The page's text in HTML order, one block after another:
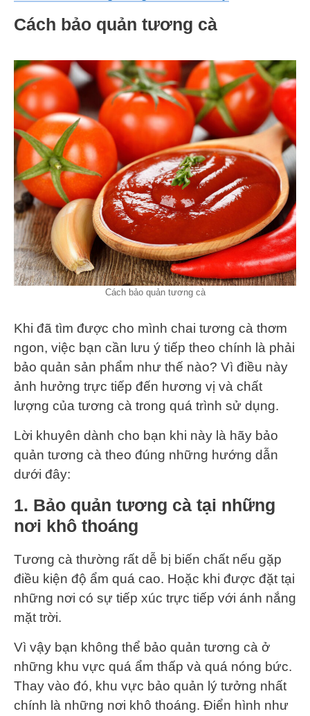
Cách bảo quản tương cà
Cách bảo quản tương cà
Khi đã tìm được cho mình chai tương cà thơm
ngon, việc bạn cần lưu ý tiếp theo chính là phải
bảo quản sản phẩm như thế nào? Vì điều này
ảnh hưởng trực tiếp đến hương vị và chất
lượng của tương cà trong quá trình sử dụng.
Lời khuyên dành cho bạn khi này là hãy bảo
quản tương cà theo đúng những hướng dẫn
dưới đây:
1. Bảo quản tương cà tại những
nơi khô thoáng
Tương cà thường rất dễ bị biến chất nếu gặp
điều kiện độ ẩm quá cao. Hoặc khi được đặt tại
những nơi có sự tiếp xúc trực tiếp với ánh nắng
mặt trời.
Vì vậy bạn không thể bảo quản tương cà ở
những khu vực quá ẩm thấp và quá nóng bức.
Thay vào đó, khu vực bảo quản lý tưởng nhất
chính là những nơi khô thoáng. Điển hình như